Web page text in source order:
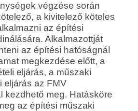
végzése során
a kivitelező köteles
az építési
Alkalmazottját
az építési hatóságnál
megkezdése előtt, a
eljárás, a műszaki
eljárás az FMV
kezdhető meg. Hatásköre
az építési műszaki